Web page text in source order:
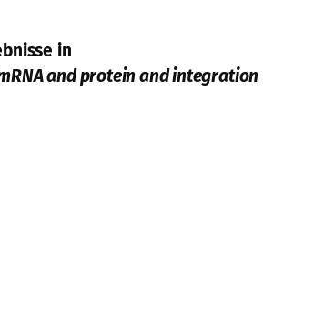
in
and protein and integration